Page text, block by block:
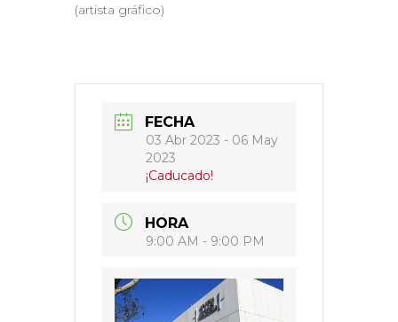
(artista gráfico)
FECHA
03 Abr 2023 - 06 May
2023
¡Caducado!
HORA
9:00 AM - 9:00 PM